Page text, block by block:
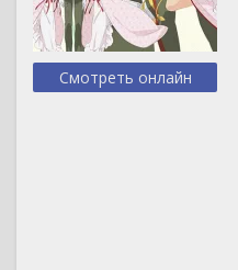
Смотреть онлайн